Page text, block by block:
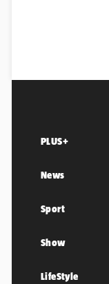
PLUS+
News
Sport
Show
LifeStyle